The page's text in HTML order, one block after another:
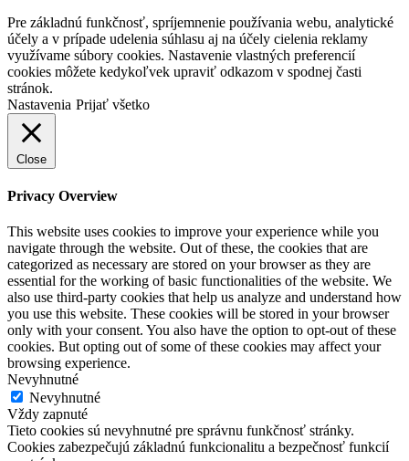
Pre základnú funkčnosť, spríjemnenie používania webu, analytické
účely a v prípade udelenia súhlasu aj na účely cielenia reklamy
využívame súbory cookies. Nastavenie vlastných preferencií
cookies môžete kedykoľvek upraviť odkazom v spodnej časti
stránok.
Nastavenia Prijať všetko
Close
Privacy Overview
This website uses cookies to improve your experience while you
navigate through the website. Out of these, the cookies that are
categorized as necessary are stored on your browser as they are
essential for the working of basic functionalities of the website. We
also use third-party cookies that help us analyze and understand how
you use this website. These cookies will be stored in your browser
only with your consent. You also have the option to opt-out of these
cookies. But opting out of some of these cookies may affect your
browsing experience.
Nevyhnutné
Nevyhnutné
Vždy zapnuté
Tieto cookies sú nevyhnutné pre správnu funkčnosť stránky.
Cookies zabezpečujú základnú funkcionalitu a bezpečnosť funkcií